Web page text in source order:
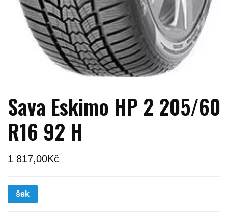
Sava Eskimo HP 2 205/60
R16 92 H
1 817,00Kč
šek